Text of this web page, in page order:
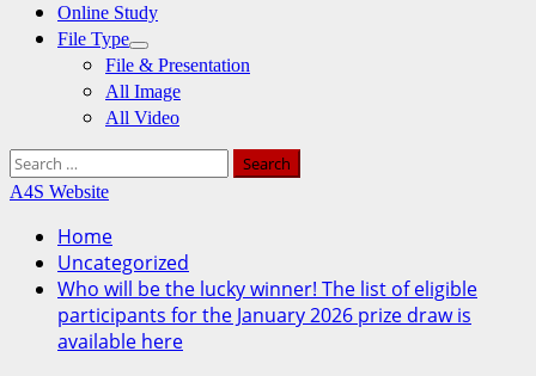
Online Study
File Type
File & Presentation
All Image
All Video
Search
for:
A4S Website
Home
Uncategorized
Who will be the lucky winner! The list of eligible
participants for the January 2026 prize draw is
available here